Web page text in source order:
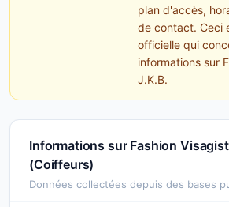
plan d'accès,
de contact. Ceci
officielle qui
informations sur
J.K.B.
Informations sur Fashion
(Coiffeurs)
Données collectées depuis des bases